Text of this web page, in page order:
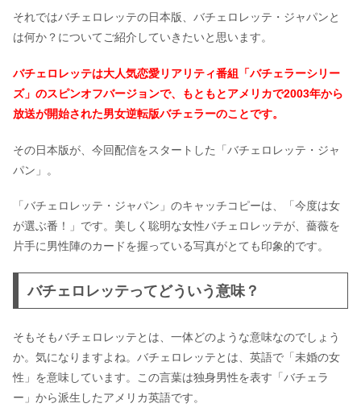
それではバチェロレッテの日本版、バチェロレッテ・ジャパンと
は何か？についてご紹介していきたいと思います。
バチェロレッテは大人気恋愛リアリティ番組「バチェラーシリー
ズ」のスピンオフバージョンで、もともとアメリカで2003年から
放送が開始された男女逆転版バチェラーのことです。
その日本版が、今回配信をスタートした「バチェロレッテ・ジャ
パン」。
「バチェロレッテ・ジャパン」のキャッチコピーは、「今度は女
が選ぶ番！」です。美しく聡明な女性バチェロレッテが、薔薇を
片手に男性陣のカードを握っている写真がとても印象的です。
バチェロレッテってどういう意味？
そもそもバチェロレッテとは、一体どのような意味なのでしょう
か。気になりますよね。バチェロレッテとは、英語で「未婚の女
性」を意味しています。この言葉は独身男性を表す「バチェラ
ー」から派生したアメリカ英語です。